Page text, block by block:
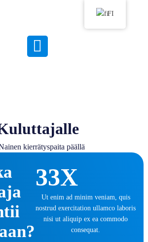
33X
Ut enim ad minim veniam, quis
nostrud exercitation ullamco laboris
nisi ut aliquip ex ea commodo
consequat.
FI